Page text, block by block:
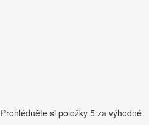
si položky 5 za výhodné